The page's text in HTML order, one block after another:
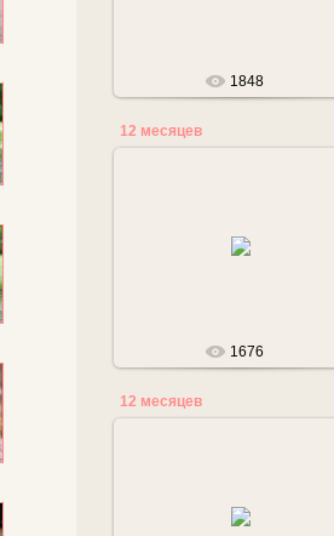
1848
12 месяцев
1676
12 месяцев